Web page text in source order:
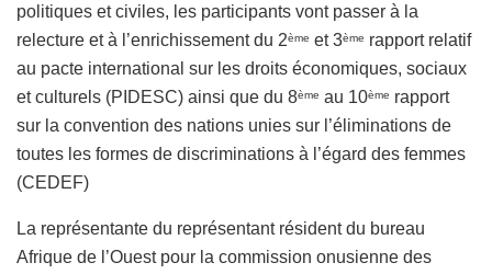
politiques et civiles, les participants vont passer à la
relecture et à l’enrichissement du 2ème et 3ème rapport relatif
au pacte international sur les droits économiques, sociaux
et culturels (PIDESC) ainsi que du 8ème au 10ème rapport
sur la convention des nations unies sur l’éliminations de
toutes les formes de discriminations à l’égard des femmes
(CEDEF)
La représentante du représentant résident du bureau
Afrique de l’Ouest pour la commission onusienne des